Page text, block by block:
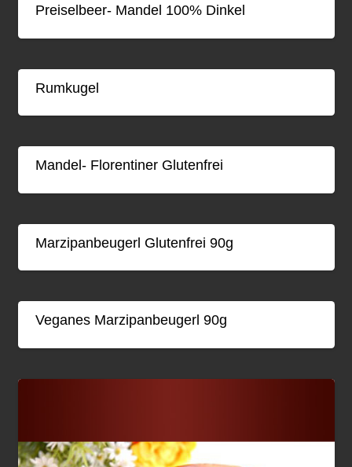
Preiselbeer- Mandel 100% Dinkel
Rumkugel
Mandel- Florentiner Glutenfrei
Marzipanbeugerl Glutenfrei 90g
Veganes Marzipanbeugerl 90g